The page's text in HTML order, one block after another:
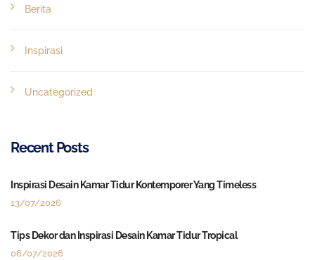
Berita
Inspirasi
Uncategorized
Recent Posts
Inspirasi Desain Kamar Tidur Kontemporer Yang Timeless
13/07/2026
Tips Dekor dan Inspirasi Desain Kamar Tidur Tropical
06/07/2026